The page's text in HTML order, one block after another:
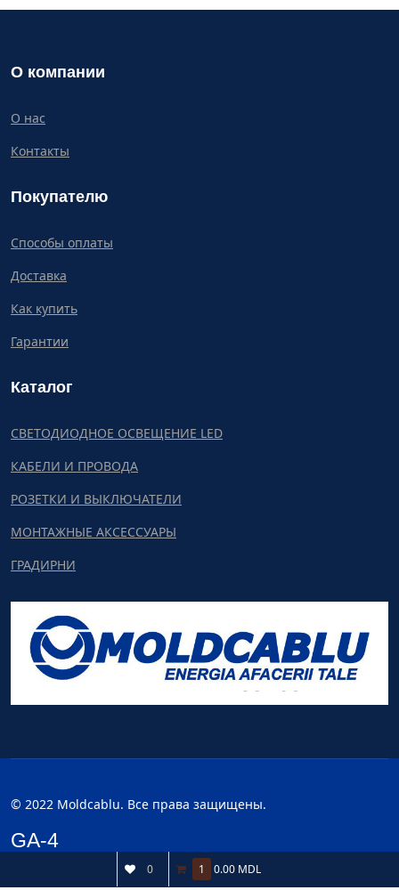
О компании
О нас
Контакты
Покупателю
Способы оплаты
Доставка
Как купить
Гарантии
Каталог
СВЕТОДИОДНОЕ ОСВЕЩЕНИЕ LED
КАБЕЛИ И ПРОВОДА
РОЗЕТКИ И ВЫКЛЮЧАТЕЛИ
МОНТАЖНЫЕ АКСЕССУАРЫ
ГРАДИРНИ
© 2022 Moldcablu. Все права защищены.
GA-4
0 1 0.00 MDL